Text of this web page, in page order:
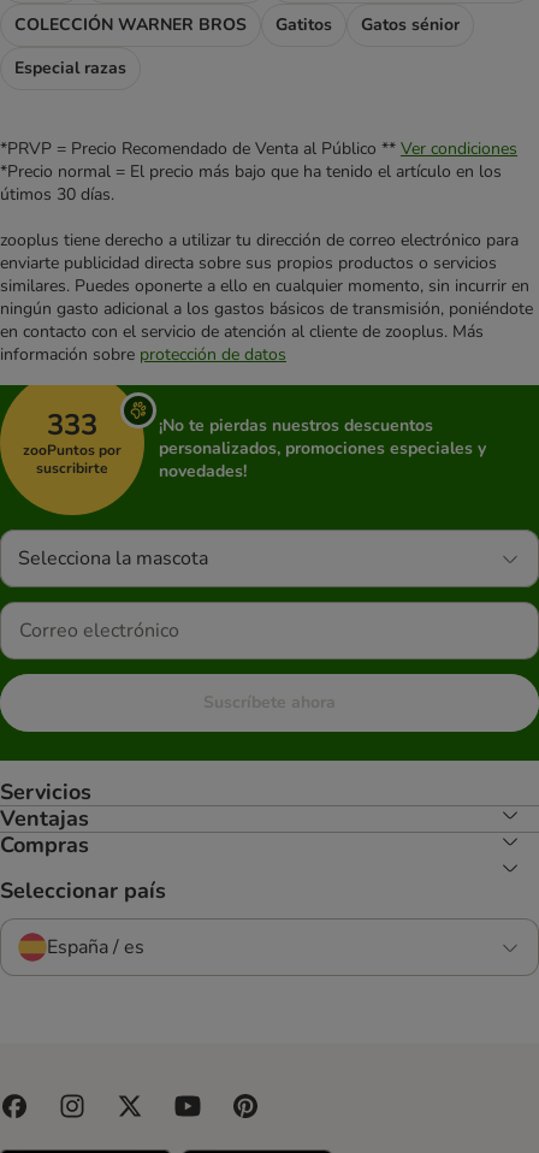
COLECCIÓN WARNER BROS
Gatitos
Gatos sénior
Especial razas
*PRVP = Precio Recomendado de Venta al Público ** Ver condiciones
*Precio normal = El precio más bajo que ha tenido el artículo en los
útimos 30 días.
zooplus tiene derecho a utilizar tu dirección de correo electrónico para
enviarte publicidad directa sobre sus propios productos o servicios
similares. Puedes oponerte a ello en cualquier momento, sin incurrir en
ningún gasto adicional a los gastos básicos de transmisión, poniéndote
en contacto con el servicio de atención al cliente de zooplus. Más
información sobre protección de datos
333
zooPuntos por
suscribirte
¡No te pierdas nuestros descuentos
personalizados, promociones especiales y
novedades!
Selecciona la mascota
Suscríbete ahora
Servicios
Ventajas
Compras
Seleccionar país
España / es